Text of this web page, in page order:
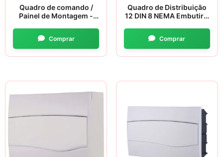
Quadro de comando /
Painel de Montagem -
Quadro de Distribuição
12 DIN 8 NEMA Embutir –